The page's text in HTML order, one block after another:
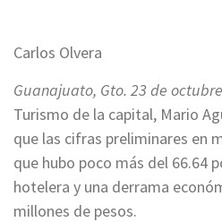
Carlos Olvera
Guanajuato, Gto. 23 de
Turismo de la capital, Mario
que las cifras preliminares en
que hubo poco más del 66.64
hotelera y una derrama
millones de pesos.